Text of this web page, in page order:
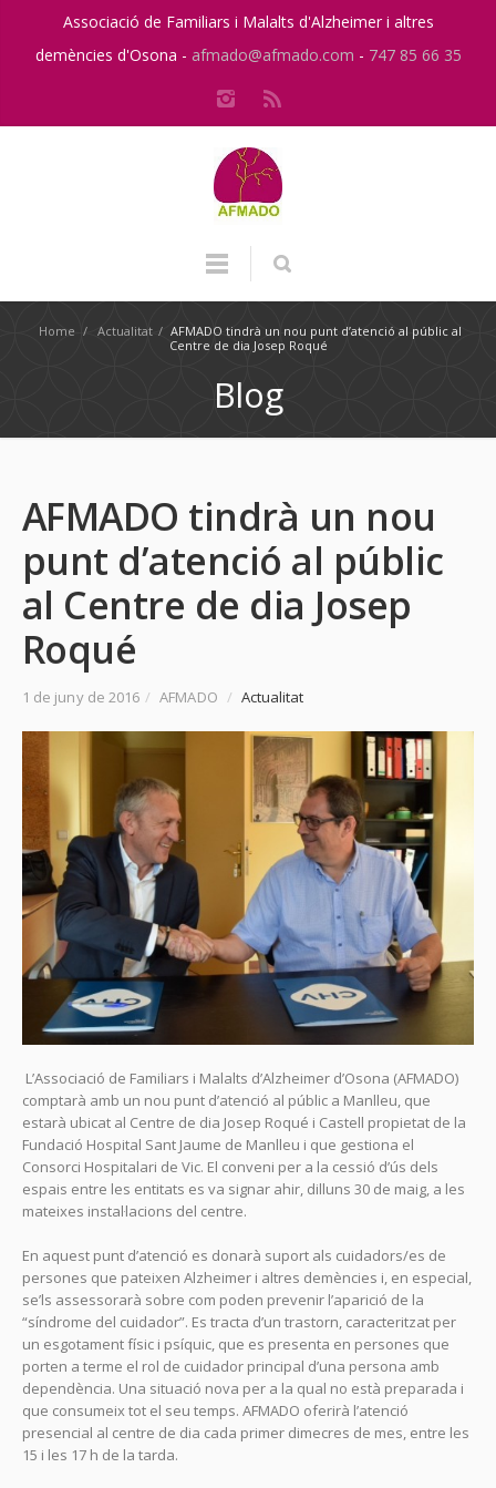
Associació de Familiars i Malalts d'Alzheimer i altres
demències d'Osona - afmado@afmado.com - 747 85 66 35
Home / Actualitat / AFMADO tindrà un nou punt d’atenció al públic al
Centre de dia Josep Roqué
Blog
AFMADO tindrà un nou
punt d’atenció al públic
al Centre de dia Josep
Roqué
1 de juny de 2016 / AFMADO / Actualitat
L’Associació de Familiars i Malalts d’Alzheimer d’Osona (AFMADO)
comptarà amb un nou punt d’atenció al públic a Manlleu, que
estarà ubicat al Centre de dia Josep Roqué i Castell propietat de la
Fundació Hospital Sant Jaume de Manlleu i que gestiona el
Consorci Hospitalari de Vic. El conveni per a la cessió d’ús dels
espais entre les entitats es va signar ahir, dilluns 30 de maig, a les
mateixes instal·lacions del centre.
En aquest punt d’atenció es donarà suport als cuidadors/es de
persones que pateixen Alzheimer i altres demències i, en especial,
se’ls assessorarà sobre com poden prevenir l’aparició de la
“síndrome del cuidador”. Es tracta d’un trastorn, caracteritzat per
un esgotament físic i psíquic, que es presenta en persones que
porten a terme el rol de cuidador principal d’una persona amb
dependència. Una situació nova per a la qual no està preparada i
que consumeix tot el seu temps. AFMADO oferirà l’atenció
presencial al centre de dia cada primer dimecres de mes, entre les
15 i les 17 h de la tarda.